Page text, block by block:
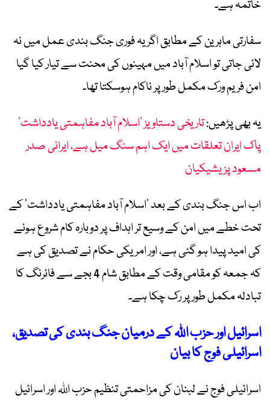
خاتمہ ہے۔
سفارتی ماہرین کے مطابق اگر یہ فوری جنگ بندی عمل میں نہ
لائی جاتی تو اسلام آباد میں مہینوں کی محنت سے تیار کیا گیا
امن فریم ورک مکمل طور پر ناکام ہوسکتا تھا۔
یہ بھی پڑھیں:تاریخی دستاویز ’اسلام آباد مفاہمتی یادداشت‘
پاک ایران تعلقات میں ایک اہم سنگ میل ہے، ایرانی صدر
مسعود پزیشیکیان
اب اس جنگ بندی کے بعد ‘اسلام آباد مفاہمتی یادداشت’ کے
تحت خطے میں امن کے وسیع تر اہداف پر دوبارہ کام شروع ہونے
کی امید پیدا ہو گئی ہے، اور امریکی حکام نے تصدیق کی ہے
کہ جمعہ کو مقامی وقت کے مطابق شام 4 بجے سے فائرنگ کا
تبادلہ مکمل طور پر رک چکا ہے۔
اسرائیل اور حزب اللہ کے درمیان جنگ بندی کی تصدیق،
اسرائیلی فوج کا بیان
اسرائیلی فوج نے لبنان کی مزاحمتی تنظیم حزب اللہ اور اسرائیل